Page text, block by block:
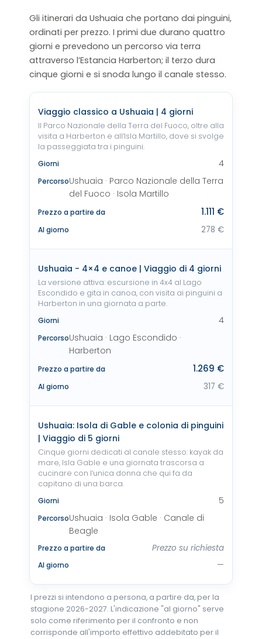
Gli itinerari da Ushuaia che portano dai pinguini,
ordinati per prezzo. I primi due durano quattro
giorni e prevedono un percorso via terra
attraverso l’Estancia Harberton; il terzo dura
cinque giorni e si snoda lungo il canale stesso.
Viaggio classico a Ushuaia | 4 giorni
Il Parco Nazionale della Terra del Fuoco, oltre alla
visita a Harberton e all’Isla Martillo, dove si svolge
la passeggiata tra i pinguini.
Giorni
4
PercorsoUshuaia · Parco Nazionale della Terra
del Fuoco · Isola Martillo
Prezzo a partire da 1.111 €
Al giorno 278 €
Ushuaia - 4×4 e canoe | Viaggio di 4 giorni
La versione attiva: escursione in 4x4 al Lago
Escondido e gita in canoa, con visita ai pinguini a
Harberton in una giornata a parte.
Giorni
4
PercorsoUshuaia · Lago Escondido ·
Harberton
Prezzo a partire da 1.269 €
Al giorno 317 €
Ushuaia: Isola di Gable e colonia di pinguini
| Viaggio di 5 giorni
Cinque giorni dedicati al canale stesso: kayak da
mare, Isla Gable e una giornata trascorsa a
cucinare con l’unica donna che qui fa da
capitano di una barca.
Giorni
5
PercorsoUshuaia · Isola Gable · Canale di
Beagle
Prezzo a partire da Prezzo su richiesta
Al giorno —
I prezzi si intendono a persona, a partire da, per la
stagione 2026-2027. L'indicazione "al giorno" serve
solo come riferimento per il confronto e non
corrisponde all'importo effettivo addebitato per il